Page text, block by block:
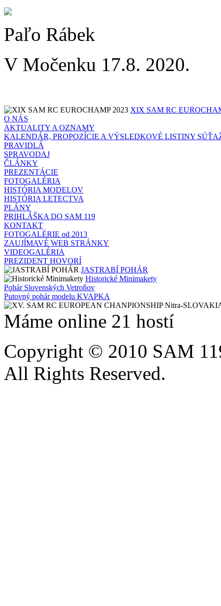
Paľo Rábek
V Močenku 17.8. 2020.
XIX SAM RC
O NÁS
AKTUALITY A OZNAMY
KALENDÁR, PROPOZÍCIE A VÝSLEDKOVÉ LISTINY
PRAVIDLÁ
SPRAVODAJ
ČLÁNKY
PREZENTÁCIE
FOTOGALÉRIA
HISTÓRIA MODELOV
HISTÓRIA LETECTVA
PLÁNY
PRIHLÁŠKA DO SAM 119
KONTAKT
FOTOGALÉRIE od 2013
ZAUJÍMAVÉ WEB STRÁNKY
VIDEOGALÉRIA
PREZIDENT HOVORÍ
JASTRABÍ POHÁR
Historické Minimakety
Pohár Slovenských Vetroňov
Putovný pohár modelu KVAPKA
Máme online 21 hostí
Copyright © 2010 SAM
All Rights Reserved.